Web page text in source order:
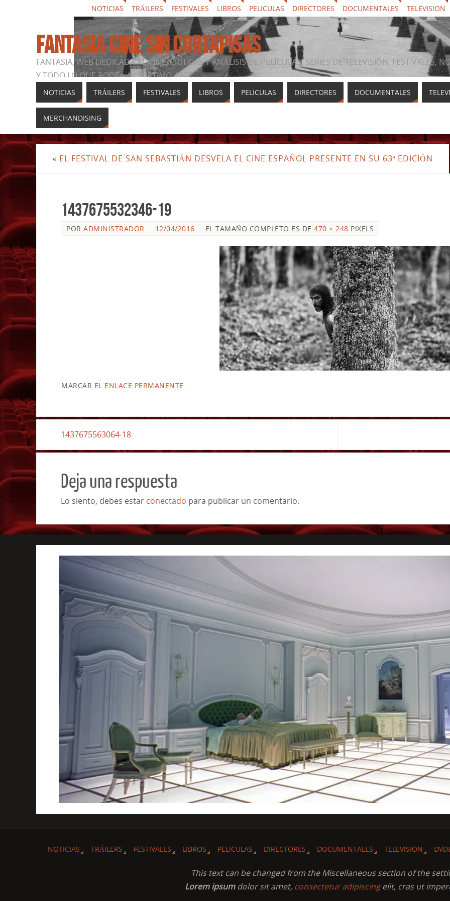
NOTICIAS TRÁILERS FESTIVALES LIBROS PELICULAS DIRECTORES DOCUMENTALES TELEVISION
FANTASIA CINE SIN CORTAPISAS
FANTASIA, WEB DEDICADA AL CINE, CRÍTICAS Y ANÁLISIS DE PELÍCULAS, SERIES DE TELEVISIÓN, FESTIVALES,
Y TODO LO QUE RODEA AL SÉPTIMO ARTE
NOTICIAS TRÁILERS FESTIVALES LIBROS PELICULAS DIRECTORES DOCUMENTALES
MERCHANDISING
« EL FESTIVAL DE SAN SEBASTIÁN DESVELA EL CINE ESPAÑOL PRESENTE EN SU 63ª EDICIÓN
1437675532346-19
POR ADMINISTRADOR 12/04/2016 EL TAMAÑO COMPLETO ES DE 470 × 248 PIXELS
MARCAR EL ENLACE PERMANENTE
1437675563064-18
Deja una respuesta
Lo siento, debes estar conectado para publicar un comentario.
NOTICIAS TRÁILERS FESTIVALES LIBROS PELICULAS DIRECTORES DOCUMENTALES TELEVISION
This text can be changed from the Miscellaneous section of the
Lorem ipsumdolor sit amet, consectetur adipiscingelit, cras ut